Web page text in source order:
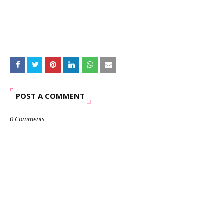
POST A COMMENT
0 Comments